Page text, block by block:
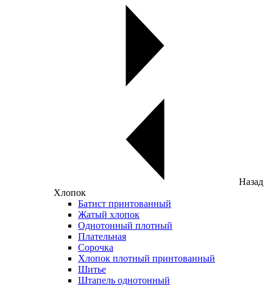
Назад
Хлопок
Батист принтованный
Жатый хлопок
Однотонный плотный
Плательная
Сорочка
Хлопок плотный принтованный
Шитье
Штапель однотонный